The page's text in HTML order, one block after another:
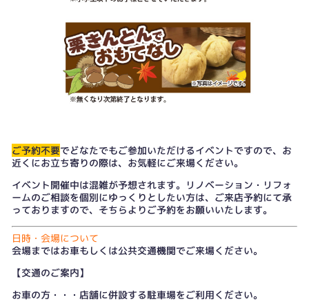
ご予約不要でどなたでもご参加いただけるイベントですので、お
近くにお立ち寄りの際は、お気軽にご来場ください。
イベント開催中は混雑が予想されます。リノベーション・リフォ
ームのご相談を個別にゆっくりとしたい方は、 ご来店予約にて承
っておりますので、そちらよりご予約をお願いいたします。
日時・会場について
会場まではお車もしくは公共交通機関でご来場ください。
【交通のご案内】
お車の方・・・店舗に併設する駐車場をご利用ください。